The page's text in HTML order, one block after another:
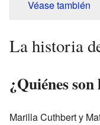
Véase también
La historia
¿Quiénes
Marilla Cuthbert y